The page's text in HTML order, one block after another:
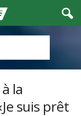
la
suis prêt